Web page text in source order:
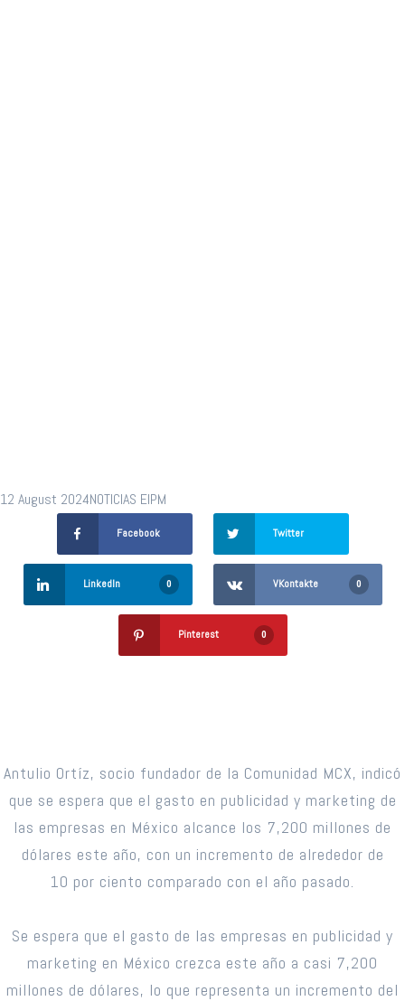
12 August 2024NOTICIAS EIPM
Facebook Twitter
LinkedIn 0 VKontakte 0
Pinterest 0
Antulio Ortíz, socio fundador de la Comunidad MCX, indicó
que se espera que el gasto en publicidad y marketing de
las empresas en México alcance los 7,200 millones de
dólares este año, con un incremento de alrededor de
10 por ciento comparado con el año pasado.
Se espera que el gasto de las empresas en publicidad y
marketing en México crezca este año a casi 7,200
millones de dólares, lo que representa un incremento del